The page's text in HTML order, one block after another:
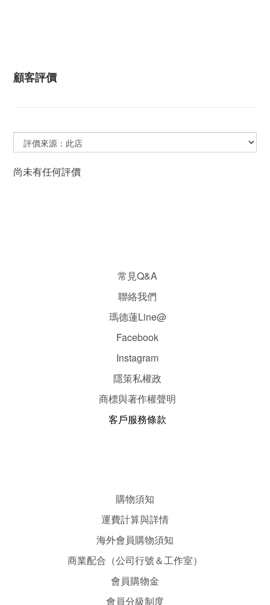
顧客評價
尚未有任何評價
常見Q&A
聯絡我們
瑪德蓮Line@
Facebook
Instagram
隱策私權政
商標與著作權聲明
客戶服務條款
購物須知
運費計算與詳情
海外會員購物須知
商業配合（公司行號＆工作室）
會員購物金
會員分級制度